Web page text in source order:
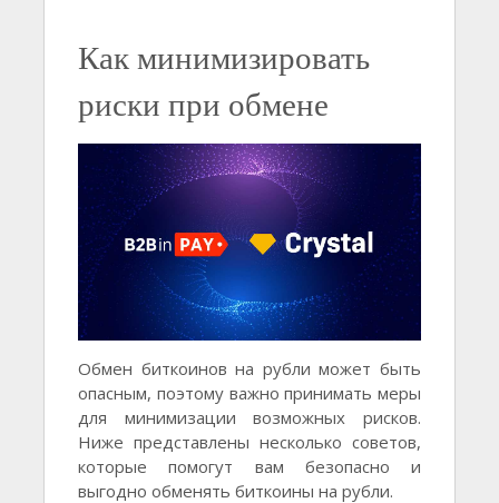
Как минимизировать
риски при обмене
Обмен биткоинов на рубли может быть
опасным, поэтому важно принимать меры
для минимизации возможных рисков.
Ниже представлены несколько советов,
которые помогут вам безопасно и
выгодно обменять биткоины на рубли.